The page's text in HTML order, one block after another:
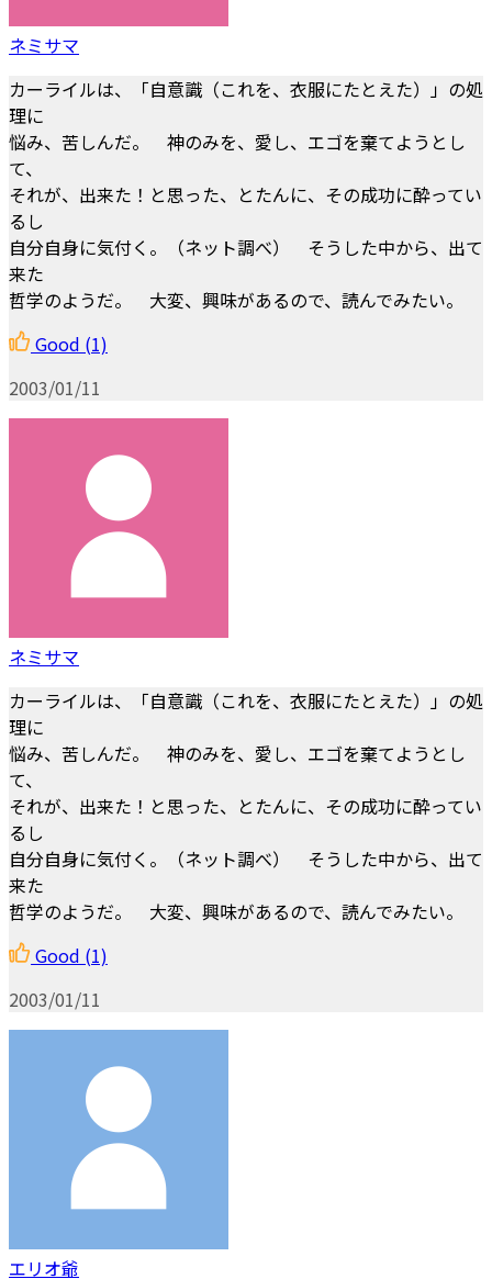
ネミサマ
カーライルは、「自意識（これを、衣服にたとえた）」の処
理に
悩み、苦しんだ。 神のみを、愛し、エゴを棄てようとし
て、
それが、出来た！と思った、とたんに、その成功に酔ってい
るし
自分自身に気付く。（ネット調べ） そうした中から、出て
来た
哲学のようだ。 大変、興味があるので、読んでみたい。
Good (1)
2003/01/11
ネミサマ
カーライルは、「自意識（これを、衣服にたとえた）」の処
理に
悩み、苦しんだ。 神のみを、愛し、エゴを棄てようとし
て、
それが、出来た！と思った、とたんに、その成功に酔ってい
るし
自分自身に気付く。（ネット調べ） そうした中から、出て
来た
哲学のようだ。 大変、興味があるので、読んでみたい。
Good (1)
2003/01/11
エリオ爺